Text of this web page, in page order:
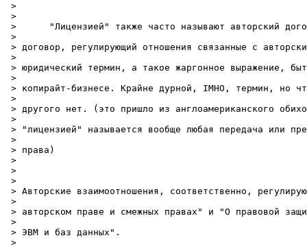
>
>
> 	"Лицензией" также часто называют авторский договор, то есть
>
> договор, регулирующий отношения связанные с
>
> юридический термин, а такое жаргонное выражение,
>
> копирайт-бизнесе. Крайне дурной, IMHO, термин, но
>
> другого нет. (это пришло из англоамериканского
>
> "лицензией" называется вообще любая передача или
>
> права)
>
>
>
> Авторские взаимоотношения, соответственно,
>
> авторском праве и смежных правах" и "О правовой
>
> ЭВМ и баз данных".
>